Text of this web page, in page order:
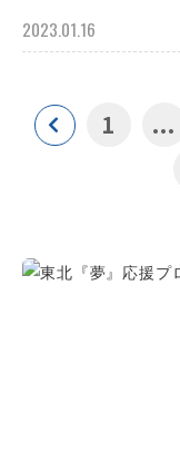
2023.01.16
1 ...